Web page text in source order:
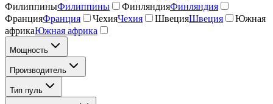
ФилиппиныФилиппины ФинляндияФинляндия
ФранцияФранция ЧехияЧехия ШвецияШвеция
Южная
африкаЮжная африка
Мощность
Производитель
Тип пуль